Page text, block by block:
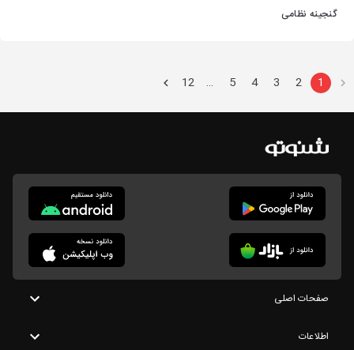
گنجینه نظامی
1
2
3
4
5
…
12
صفحات اصلی
اطلاعات